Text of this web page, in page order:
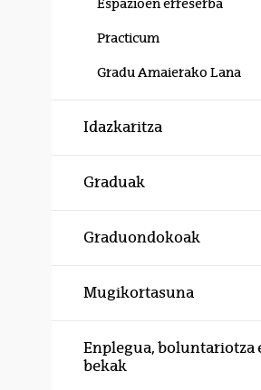
Espazioen erreserba
Practicum
Gradu Amaierako Lana
Idazkaritza
Graduak
Graduondokoak
Mugikortasuna
Enplegua, boluntariotza
bekak